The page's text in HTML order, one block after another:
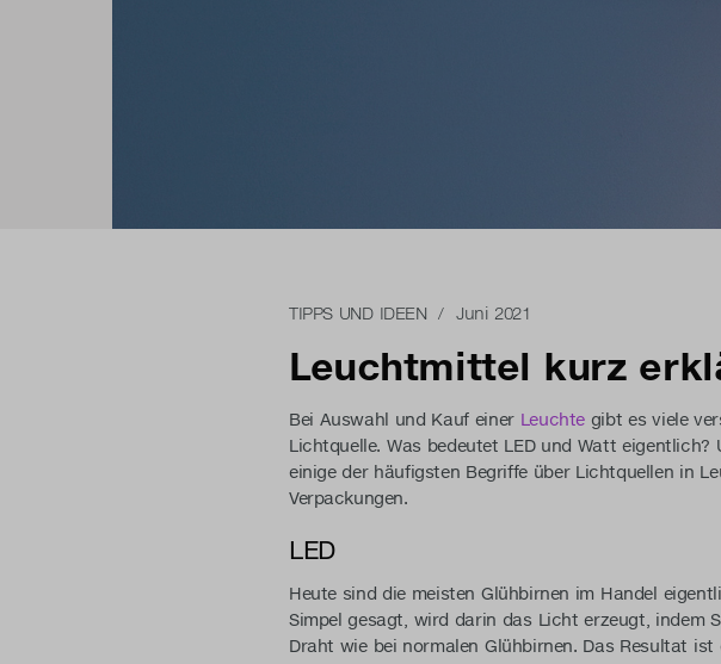
TIPPS UND IDEEN / Juni 2021
Leuchtmittel kurz
Bei Auswahl und Kauf einer Leuchtegibt es viele
Lichtquelle. Was bedeutet LED und Watt
einige der häufigsten Begriffe über Lichtquellen in
Verpackungen.
LED
Heute sind die meisten Glühbirnen im Handel
Simpel gesagt, wird darin das Licht erzeugt, indem
Draht wie bei normalen Glühbirnen. Das Resultat